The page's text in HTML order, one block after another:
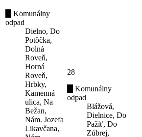
Komunálny
odpad
Dielno, Do
Potôčka,
Dolná
Roveň,
Horná
Roveň,
Hrbky,
Kamenná
ulica, Na
Bežan,
Nám. Jozefa
Likavčana,
28
Komunálny
odpad
Blážová,
Dielnice, Do
Pažíť, Do
Zúbrej,